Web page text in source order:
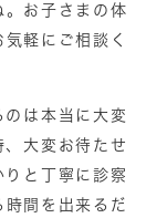
。お子さまの体
軽にご相談く
のは本当に大変
大変お待たせ
りと丁寧に診察
間を出来るだ